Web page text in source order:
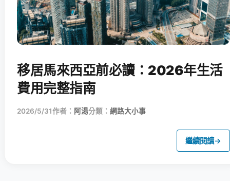
移居馬來西亞前必讀：2026年生活
費用完整指南
2026/5/31作者： 阿湯分類： 網路大小事
繼續閱讀→